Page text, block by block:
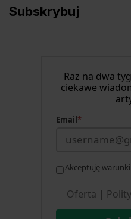
Subskrybuj
Raz na dwa
ciekawe
Email*
Akceptuję warunki
Oferta |